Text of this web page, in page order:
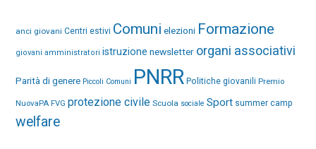
anci giovani Centri estivi Comuni elezioni Formazione
giovani amministratori istruzione newsletter organi associativi
Parità di genere Piccoli Comuni PNRR Politiche giovanili Premio
NuovaPA FVG protezione civile Scuola sociale Sport summer camp
welfare